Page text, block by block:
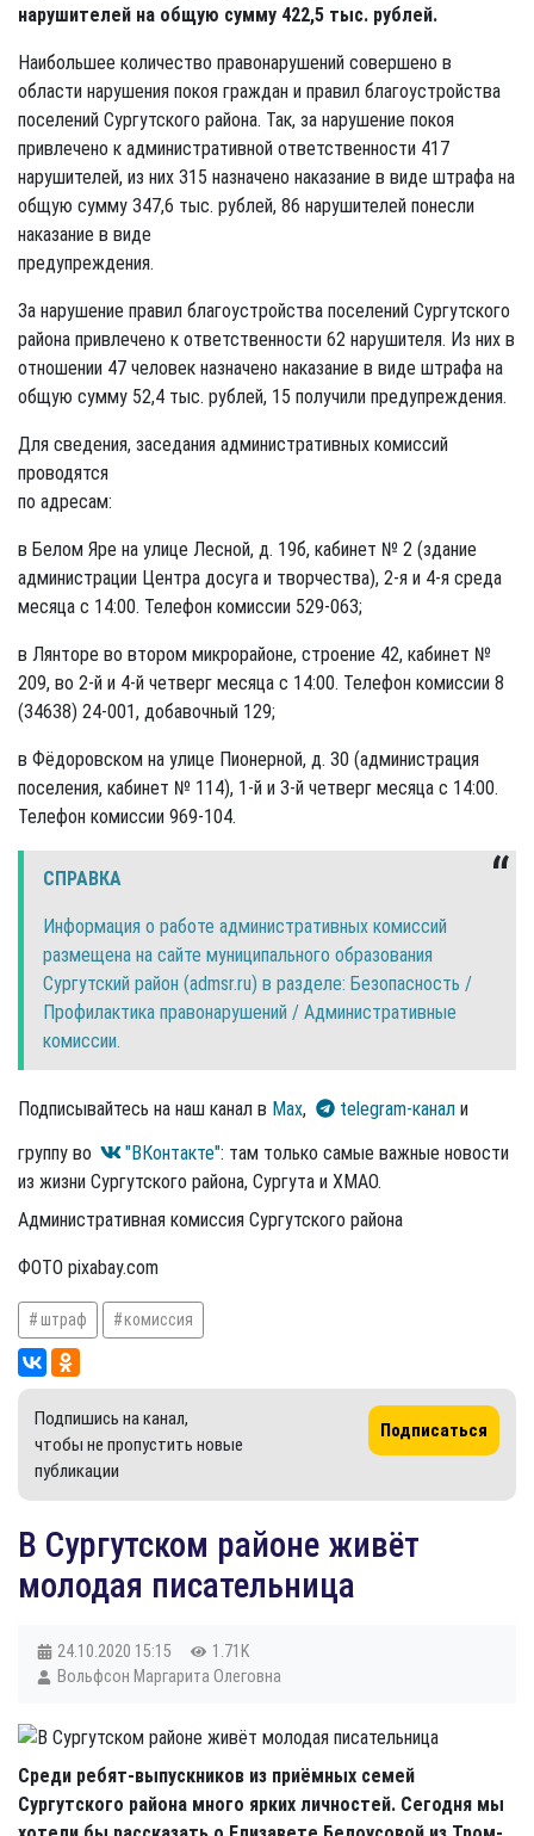
нарушителей на общую сумму 422,5 тыс. рублей.
Наибольшее количество правонарушений совершено в
области нарушения покоя граждан и правил благоустройства
поселений Сургутского района. Так, за нарушение покоя
привлечено к административной ответственности 417
нарушителей, из них 315 назначено наказание в виде штрафа на
общую сумму 347,6 тыс. рублей, 86 нарушителей понесли
наказание в виде
предупреждения.
За нарушение правил благоустройства поселений Сургутского
района привлечено к ответственности 62 нарушителя. Из них в
отношении 47 человек назначено наказание в виде штрафа на
общую сумму 52,4 тыс. рублей, 15 получили предупреждения.
Для сведения, заседания административных комиссий
проводятся
по адресам:
в Белом Яре на улице Лесной, д. 19б, кабинет № 2 (здание
администрации Центра досуга и творчества), 2-я и 4-я среда
месяца с 14:00. Телефон комиссии 529-063;
в Лянторе во втором микрорайоне, строение 42, кабинет №
209, во 2-й и 4-й четверг месяца с 14:00. Телефон комиссии 8
(34638) 24-001, добавочный 129;
в Фёдоровском на улице Пионерной, д. 30 (администрация
поселения, кабинет № 114), 1-й и 3-й четверг месяца с 14:00.
Телефон комиссии 969-104.
СПРАВКА
Информация о работе административных комиссий
размещена на сайте муниципального образования
Сургутский район (admsr.ru) в разделе: Безопасность /
Профилактика правонарушений / Административные
комиссии.
Подписывайтесь на наш канал в Max, telegram-канал и
группу во
"ВКонтакте": там только самые важные новости
из жизни Сургутского района, Сургута и ХМАО.
Административная комиссия Сургутского района
ФОТО pixabay.com
штраф комиссия
Подпишись на канал,
чтобы не пропустить новые
публикации
Подписаться
В Сургутском районе живёт
молодая писательница
24.10.2020 15:15
1.71K
Вольфсон Маргарита Олеговна
Среди ребят-выпускников из приёмных семей
Сургутского района много ярких личностей. Сегодня мы